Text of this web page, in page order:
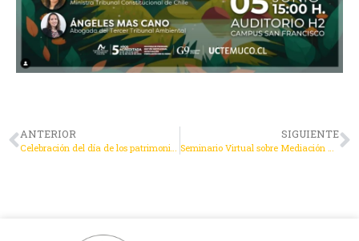
ANTERIOR
Celebración del día de los patrimonios CORTE DE APELACIONES TEMUCO
SIGUIENTE
Seminario Virtual sobre Mediación de Conflictos: Una Mirada Dual entre España y Chile